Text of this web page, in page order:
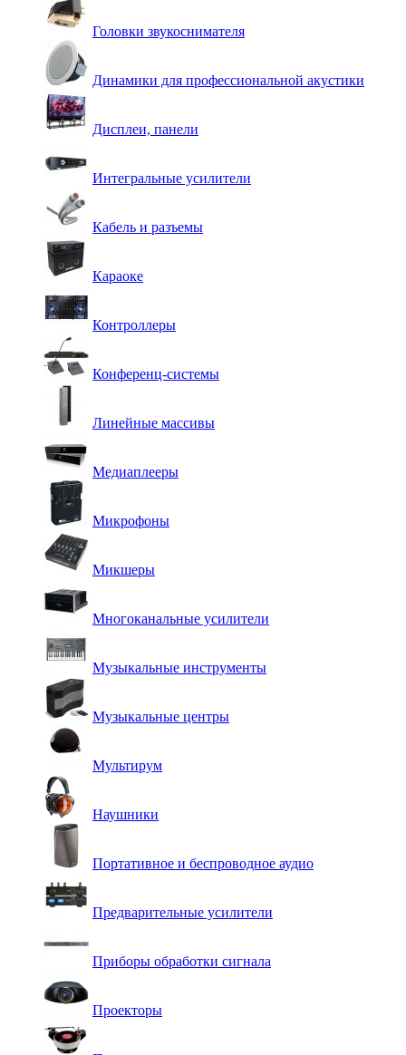
Головки звукоснимателя
Динамики для профессиональной акустики
Дисплеи, панели
Интегральные усилители
Кабель и разъемы
Караоке
Контроллеры
Конференц-системы
Линейные массивы
Медиаплееры
Микрофоны
Микшеры
Многоканальные усилители
Музыкальные инструменты
Музыкальные центры
Мультирум
Наушники
Портативное и беспроводное аудио
Предварительные усилители
Приборы обработки сигнала
Проекторы